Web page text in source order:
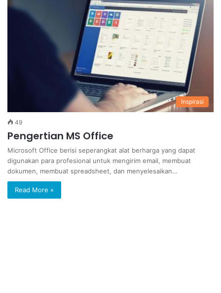
Inspirasi
49
Pengertian MS Office
Microsoft Office berisi seperangkat alat berharga yang dapat
digunakan para profesional untuk mengirim email, membuat
dokumen, membuat spreadsheet, dan menyelesaikan…
Read More »